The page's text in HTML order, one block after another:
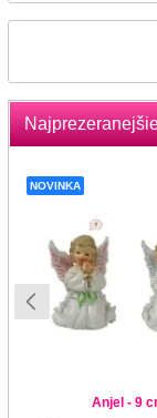
NOVINKA
Anjel - 9